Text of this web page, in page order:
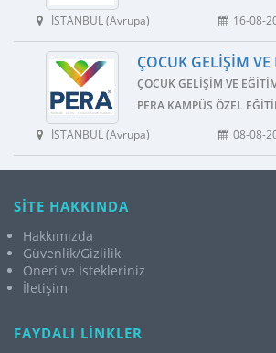
İSTANBUL (Avrupa)
16-08-
ÇOCUK GELIŞIM
ÇOCUK GELIŞIM VE
PERA KAMPÜS ÖZEL
İSTANBUL (Avrupa)
08-08-
SİTE HAKKINDA
Hakkımızda
Güvenlik/Gizlilik
Öneri ve İstekleriniz
İletişim
FAYDALI LİNKLER